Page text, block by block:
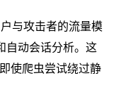
与攻击者的流量模
自动会话分析。这
使爬虫尝试绕过静